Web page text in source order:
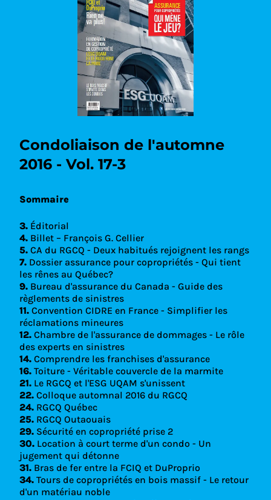
Condoliaison de l'automne
2016 - Vol. 17-3
Sommaire
3. Éditorial
4. Billet – François G. Cellier
5. CA du RGCQ - Deux habitués rejoignent les rangs
7. Dossier assurance pour copropriétés - Qui tient
les rênes au Québec?
9. Bureau d'assurance du Canada - Guide des
règlements de sinistres
11. Convention CIDRE en France - Simplifier les
réclamations mineures
12. Chambre de l'assurance de dommages - Le rôle
des experts en sinistres
14. Comprendre les franchises d'assurance
16. Toiture - Véritable couvercle de la marmite
21. Le RGCQ et l'ESG UQAM s'unissent
22. Colloque automnal 2016 du RGCQ
24. RGCQ Québec
25. RGCQ Outaouais
29. Sécurité en copropriété prise 2
30. Location à court terme d'un condo - Un
jugement qui détonne
31. Bras de fer entre la FCIQ et DuProprio
34. Tours de copropriétés en bois massif - Le retour
d'un matériau noble